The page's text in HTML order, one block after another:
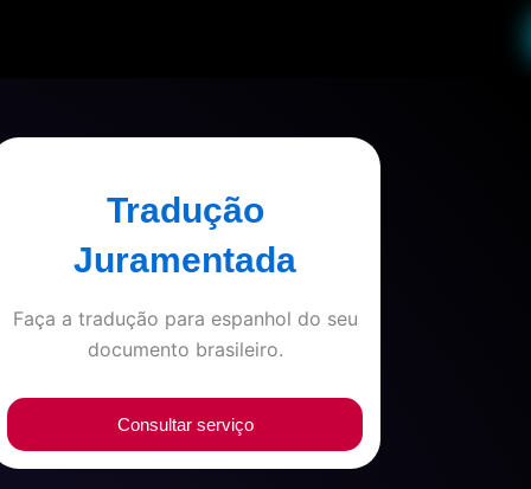
Tradução
Juramentada
Faça a tradução para espanhol do seu
documento brasileiro.
Consultar serviço